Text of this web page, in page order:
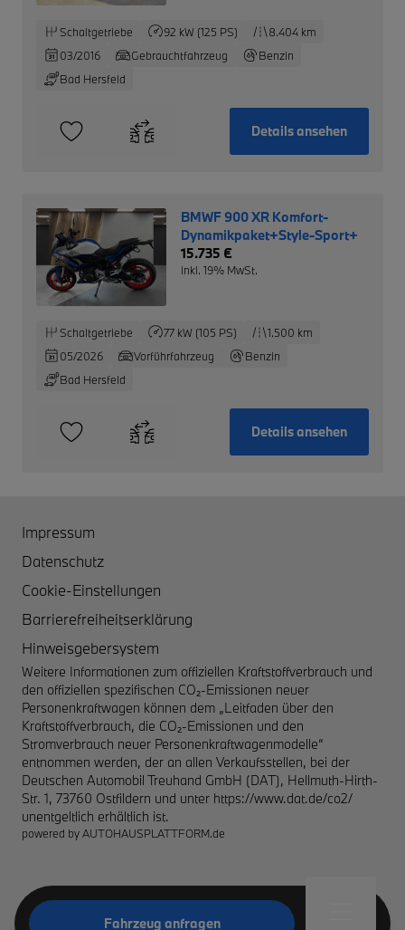
Fahrzeug anfragen
Schaltgetriebe 92 kW (125 PS)
8.404 km
03/2016
Gebrauchtfahrzeug
Benzin
Bad Hersfeld
Details ansehen
BMWF 900 XR Komfort-
Dynamikpaket+Style-Sport+
15.735 €
inkl. 19% MwSt.
Schaltgetriebe 77 kW (105 PS)
1.500 km
05/2026
Vorführfahrzeug
Benzin
Bad Hersfeld
Details ansehen
Impressum
Datenschutz
Cookie-Einstellungen
Barrierefreiheitserklärung
Hinweisgebersystem
Weitere Informationen zum offiziellen Kraftstoffverbrauch und
den offiziellen spezifischen CO₂-Emissionen neuer
Personenkraftwagen können dem „Leitfaden über den
Kraftstoffverbrauch, die CO₂-Emissionen und den
Stromverbrauch neuer Personenkraftwagenmodelle“
entnommen werden, der an allen Verkaufsstellen, bei der
Deutschen Automobil Treuhand GmbH (DAT), Hellmuth-Hirth-
Str. 1, 73760 Ostfildern und unter https://www.dat.de/co2/
unentgeltlich erhältlich ist.
powered byAUTOHAUSPLATTFORM.de